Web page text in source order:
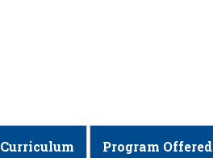
Curriculum Program Offered